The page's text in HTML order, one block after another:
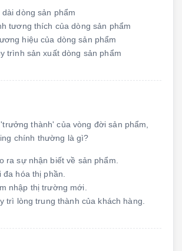
dòng sản phẩm
tương thích của dòng sản phẩm
hiệu của dòng sản phẩm
trình sản xuất dòng sản phẩm
thành' của vòng đời sản phẩm,
chính thường là gì?
ra sự nhận biết về sản phẩm.
đa hóa thị phần.
nhập thị trường mới.
trì lòng trung thành của khách hàng.